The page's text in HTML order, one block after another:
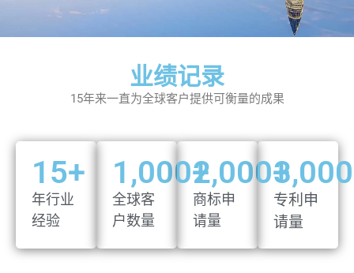
业绩记录
15年来一直为全球客户提供可衡量的成果
年行业
经验
15+
全球客
户数量
1,000+
商标申
请量
2,000+
专利申
请量
3,000